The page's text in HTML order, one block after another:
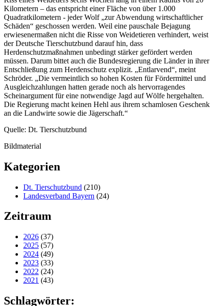
Kilometern – das entspricht einer Fläche von über 1.000
Quadratkilometern - jeder Wolf „zur Abwendung wirtschaftlicher
Schäden“ geschossen werden. Weil eine pauschale Bejagung
erwiesenermaßen nicht die Risse von Weidetieren verhindert, weist
der Deutsche Tierschutzbund darauf hin, dass
Herdenschutzmaßnahmen unbedingt stärker gefördert werden
müssen. Darum bittet auch die Bundesregierung die Länder in ihrer
Entschließung zum Herdenschutz explizit. „Entlarvend“, meint
Schröder. „Die vermeintlich so hohen Kosten für Fördermittel und
Ausgleichzahlungen hatten gerade noch als hervorragendes
Scheinargument für eine notwendige Jagd auf Wölfe hergehalten.
Die Regierung macht keinen Hehl aus ihrem schamlosen Geschenk
an die Landwirte sowie die Jägerschaft.“
Quelle: Dt. Tierschutzbund
Bildmaterial
Kategorien
Dt. Tierschutzbund (210)
Landesverband Bayern (24)
Zeitraum
2026 (37)
2025 (57)
2024 (49)
2023 (33)
2022 (24)
2021 (43)
Schlagwörter: